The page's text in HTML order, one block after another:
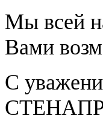
Мы всей
Вами
С